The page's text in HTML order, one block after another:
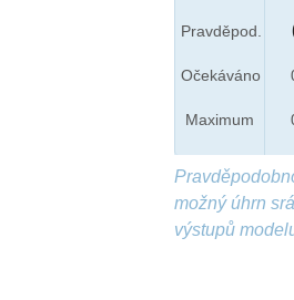
Pravděpod.
Očekáváno
Maximum
možný úhrn
výstupů